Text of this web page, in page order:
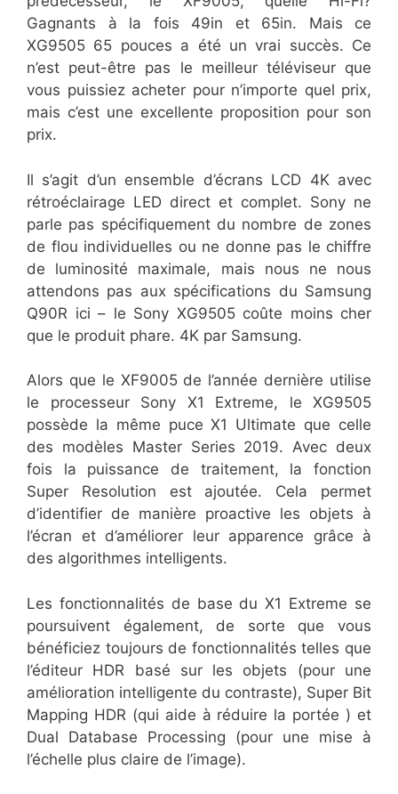
Gagnants à la fois 49in et 65in. Mais ce
XG9505 65 pouces a été un vrai succès. Ce
n’est peut-être pas le meilleur téléviseur que
vous puissiez acheter pour n’importe quel prix,
mais c’est une excellente proposition pour son
prix.
Il s’agit d’un ensemble d’écrans LCD 4K avec
rétroéclairage LED direct et complet. Sony ne
parle pas spécifiquement du nombre de zones
de flou individuelles ou ne donne pas le chiffre
de luminosité maximale, mais nous ne nous
attendons pas aux spécifications du Samsung
Q90R ici – le Sony XG9505 coûte moins cher
que le produit phare. 4K par Samsung.
Alors que le XF9005 de l’année dernière utilise
le processeur Sony X1 Extreme, le XG9505
possède la même puce X1 Ultimate que celle
des modèles Master Series 2019. Avec deux
fois la puissance de traitement, la fonction
Super Resolution est ajoutée. Cela permet
d’identifier de manière proactive les objets à
l’écran et d’améliorer leur apparence grâce à
des algorithmes intelligents.
Les fonctionnalités de base du X1 Extreme se
poursuivent également, de sorte que vous
bénéficiez toujours de fonctionnalités telles que
l’éditeur HDR basé sur les objets (pour une
amélioration intelligente du contraste), Super Bit
Mapping HDR (qui aide à réduire la portée ) et
Dual Database Processing (pour une mise à
l’échelle plus claire de l’image).